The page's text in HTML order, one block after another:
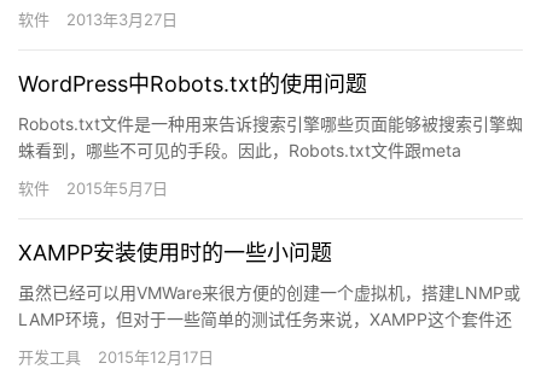
下，解压缩就行了。于是，themes目录下出现…
软件 2013年3月27日
WordPress中Robots.txt的使用问题
Robots.txt文件是一种用来告诉搜索引擎哪些页面能够被搜索引擎蜘
蛛看到，哪些不可见的手段。因此，Robots.txt文件跟meta
name=“robots”标签的用法还是有…
软件 2015年5月7日
XAMPP安装使用时的一些小问题
虽然已经可以用VMWare来很方便的创建一个虚拟机，搭建LNMP或
LAMP环境，但对于一些简单的测试任务来说，XAMPP这个套件还
是非常方便的。毕竟虚拟机占用的系统开销要大的多。安…
开发工具 2015年12月17日